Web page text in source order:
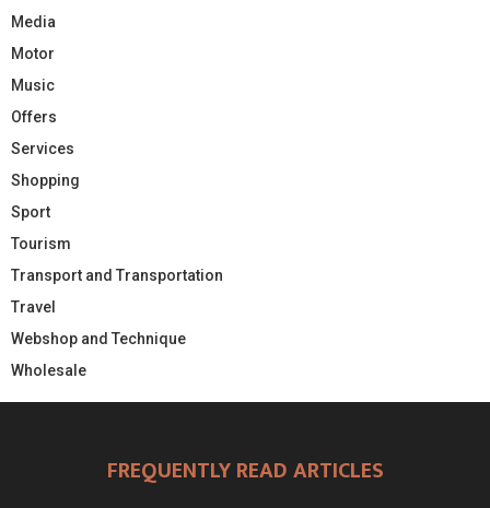
Media
Motor
Music
Offers
Services
Shopping
Sport
Tourism
Transport and Transportation
Travel
Webshop and Technique
Wholesale
FREQUENTLY READ ARTICLES